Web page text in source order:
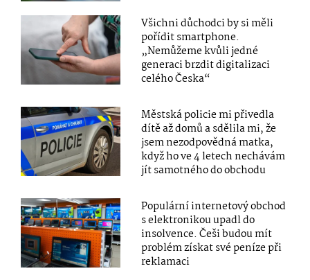
Všichni důchodci by si měli
pořídit smartphone.
„Nemůžeme kvůli jedné
generaci brzdit digitalizaci
celého Česka“
Městská policie mi přivedla
dítě až domů a sdělila mi, že
jsem nezodpovědná matka,
když ho ve 4 letech nechávám
jít samotného do obchodu
Populární internetový obchod
s elektronikou upadl do
insolvence. Češi budou mít
problém získat své peníze při
reklamaci